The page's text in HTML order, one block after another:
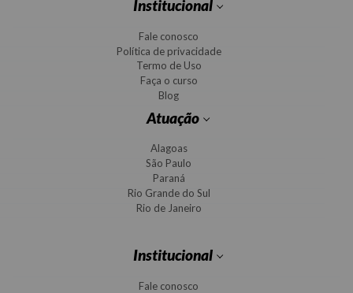
Institucional
Fale conosco
Política de privacidade
Termo de Uso
Faça o curso
Blog
Atuação
Alagoas
São Paulo
Paraná
Rio Grande do Sul
Rio de Janeiro
Institucional
Fale conosco